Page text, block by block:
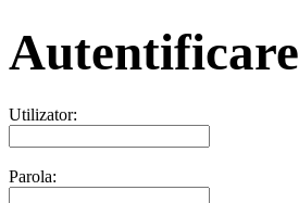
Autentificare
Utilizator:
Parola: